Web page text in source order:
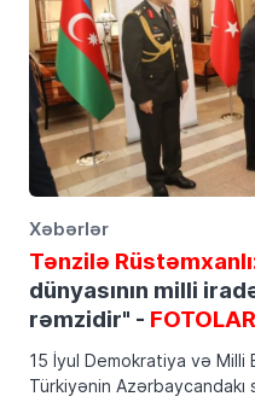
Xəbərlər
Tənzilə
dünyasının milli
rəmzidir" - FOTOLAR
15 İyul Demokratiya və Milli
Türkiyənin Azərbaycandakı